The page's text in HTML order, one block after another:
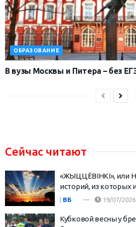
ОБРАЗОВАНИЕ
В вузы Москвы и Питера – без
Сейчас читают
«ЖЫЦЦЁВІНКІ», или
историй, из которых
ВБ 19/07/2026
Кубковой весны у